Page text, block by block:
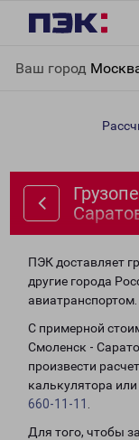
Ваш город
Саратов
ПЭК доставляет
другие города
авиатранспортом.
С примерной
Смоленск -
произвести
калькулятора
660-11-11
Для того, чтобы